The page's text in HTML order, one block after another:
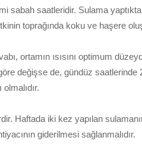
sabah saatleridir. Sulama
toprağında koku ve haşere
ortamın ısısını optimum
değişse de, gündüz
Haftada iki kez yapılan
giderilmesi sağlanmalıdır.